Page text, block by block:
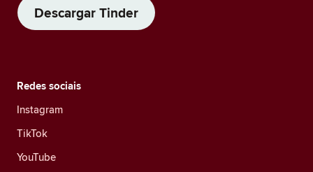
Descargar Tinder
Redes sociais
Instagram
TikTok
YouTube